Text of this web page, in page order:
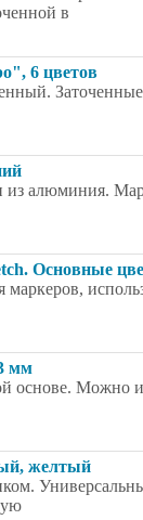
в
6 цветов
из алюминия.
Основные
маркеров,
мм
основе. Можно
желтый